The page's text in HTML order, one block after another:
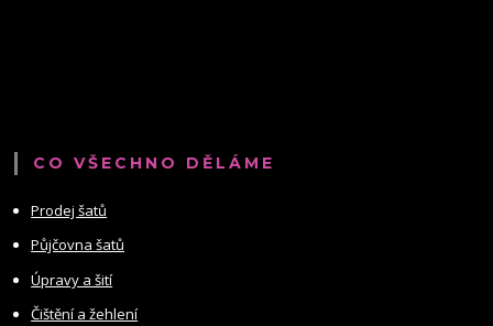
CO VŠECHNO DĚLÁME
Prodej šatů
Půjčovna šatů
Úpravy a šití
Čištění a žehlení